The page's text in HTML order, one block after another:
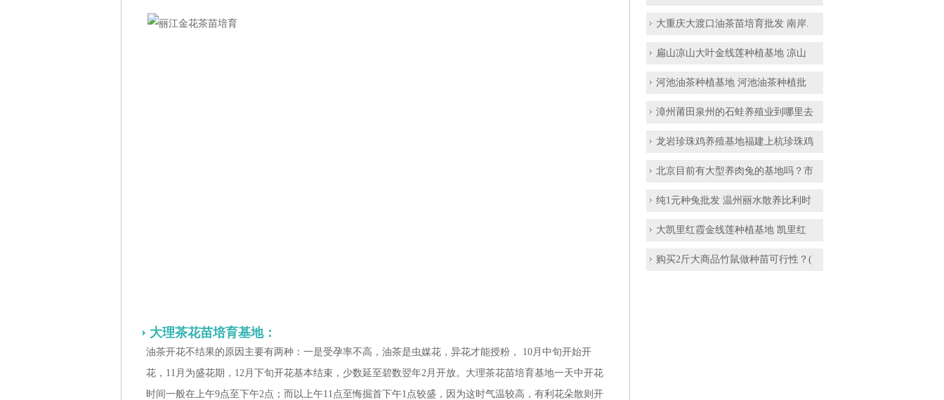
大理茶花苗培育基地：
油茶开花不结果的原因主要有两种：一是受孕率不高，油茶是虫媒花，异花才能授粉， 10月中旬开始开
花，11月为盛花期，12月下旬开花基本结束，少数延至碧数翌年2月开放。大理茶花苗培育基地一天中开花
时间一般在上午9点至下午2点；而以上午11点至悔掘首下午1点较盛，因为这时气温较高，有利花朵散则开
大重庆大渡口油茶苗培育批发 南岸.
扁山凉山大叶金线莲种植基地 凉山
河池油茶种植基地 河池油茶种植批
漳州莆田泉州的石蛙养殖业到哪里去
龙岩珍珠鸡养殖基地福建上杭珍珠鸡
北京目前有大型养肉兔的基地吗？市
纯1元种兔批发 温州丽水散养比利时
大凯里红霞金线莲种植基地 凯里红
购买2斤大商品竹鼠做种苗可行性？(